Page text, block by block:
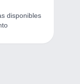
disponibles